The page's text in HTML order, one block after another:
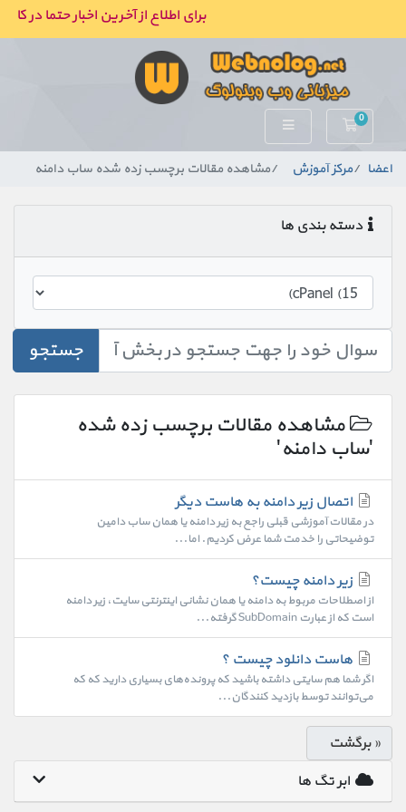
برای اطلاع از آخرین اخبار حتما در
0 کارت خرید
اعضا مرکز آموزش مشاهده مقالات برچسب زده شده ساب دامنه
دسته بندی ها
جستجو
مشاهده مقالات برچسب زده شده
'ساب دامنه'
اتصال زیر دامنه به هاست دیگر
در مقالات آموزشی قبلی راجع به زیر دامنه یا همان ساب دامین
توضیحاتی را خدمت شما عرض کردیم. اما...
زیر دامنه چیست؟
از اصطلاحات مربوط به دامنه یا همان نشانی اینترنتی سایت، زیر دامنه
است که از عبارت SubDomain گرفته...
هاست دانلود چیست ؟
اگر شما هم سایتی داشته باشید که پرونده‌های بسیاری دارید که که
می‌توانند توسط بازدید کنندگان...
« برگشت
ابر تگ ها